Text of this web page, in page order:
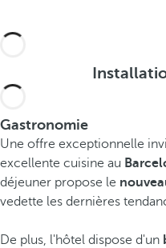
Gastronomie
Une offre exceptionnelle
excellente cuisine au
déjeuner propose le
vedette les dernières
De plus, l'hôtel dispose d'un